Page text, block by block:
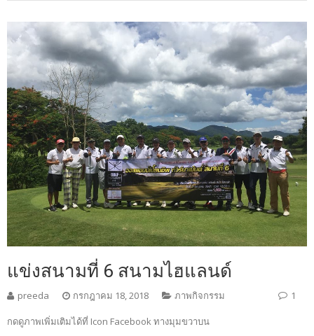
แข่งสนามที่ 6 สนามไฮแลนด์
preeda กรกฎาคม 18, 2018 ภาพกิจกรรม 1
กดดูภาพเพิ่มเติมได้ที่ Icon Facebook ทางมุมขวาบน